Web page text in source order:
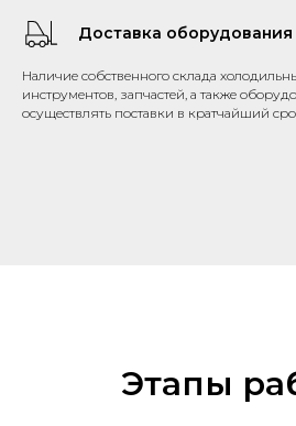
Доставка
Наличие собственного склада
инструментов, запчастей, а также
осуществлять поставки в кратчайший
Этапы